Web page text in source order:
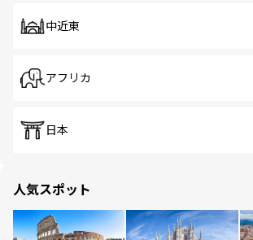
中近東
アフリカ
日本
人気スポット